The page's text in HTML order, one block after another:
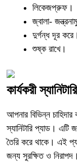
লিকেজপ্রুফ।
জ্বালা-
দুর্গন্ধ দূর করে।
শুষ্ক রাখে।
কার্যকরী
আপনার বিভিন্ন চাহিদার
স্যানিটারি প্যাড। এটি
তৈরি করে থাকে। এই
জন্য সুরক্ষিত ও নিরাপদ।